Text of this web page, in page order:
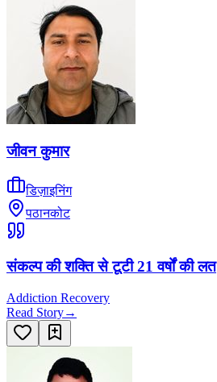
जीवन कुमार
डिज़ाइनिंग
पठानकोट
संकल्प की शक्ति से टूटी 21 वर्षों की लत
Addiction Recovery
Read Story→